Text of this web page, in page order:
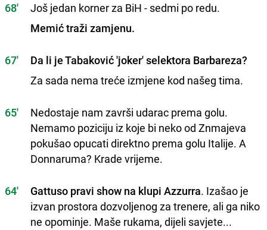
68'
Još jedan korner za BiH - sedmi po redu.
Memić traži zamjenu.
67'
Da li je Tabaković 'joker' selektora Barbareza?
Za sada nema treće izmjene kod našeg tima.
65'
Nedostaje nam završi udarac prema golu.
Nemamo poziciju iz koje bi neko od Znmajeva
pokušao opucati direktno prema golu Italije. A
Donnaruma? Krade vrijeme.
64' Gattuso pravi show na klupi Azzurra. Izašao je
izvan prostora dozvoljenog za trenere, ali ga niko
ne opominje. Maše rukama, dijeli savjete...